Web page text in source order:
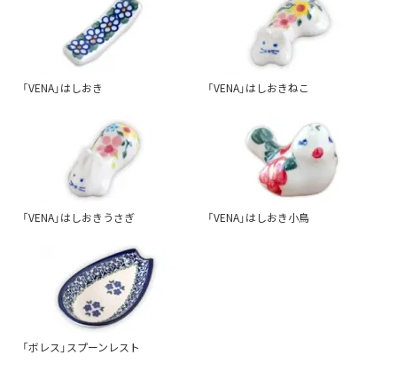
「VENA」はしおき 「VENA」はしおきねこ
「VENA」はしおきうさぎ 「VENA」はしおき小鳥
「ボレス」スプーンレスト